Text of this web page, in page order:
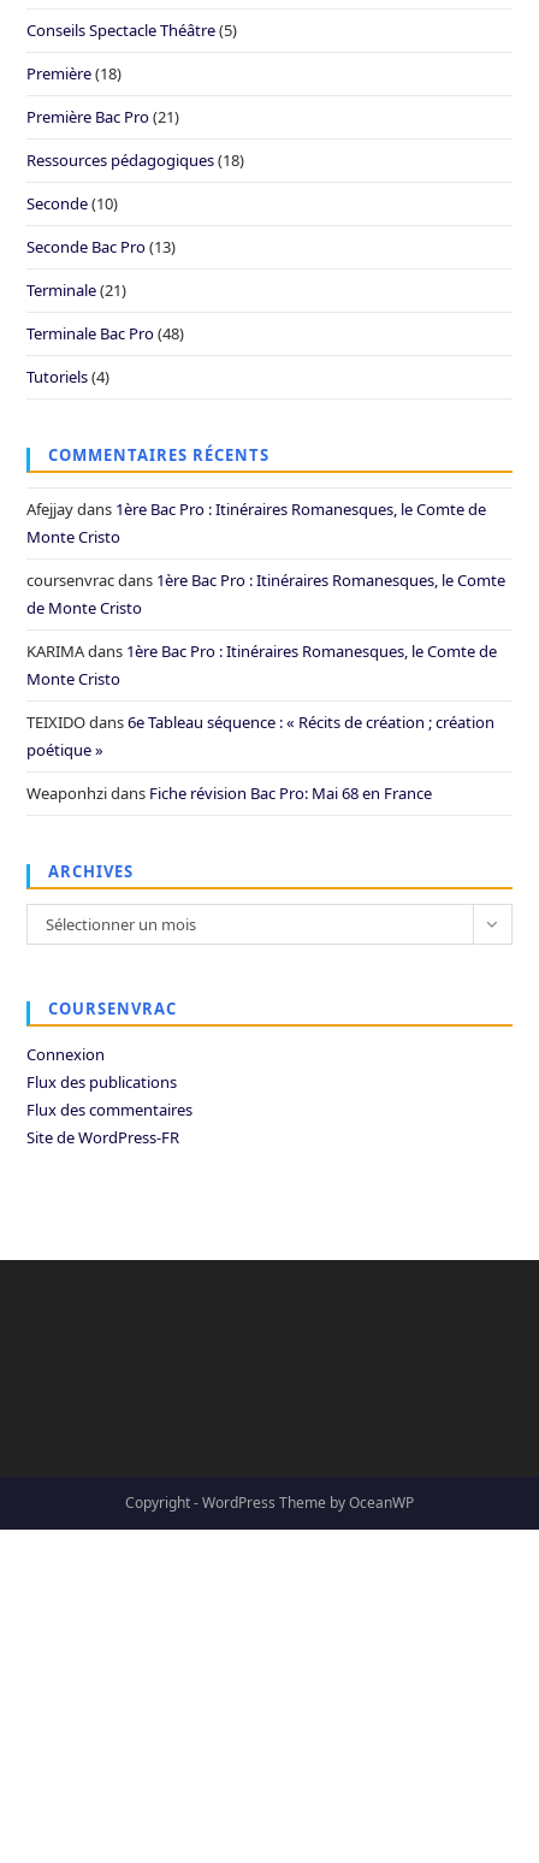
Conseils Spectacle Théâtre(5)
Première(18)
Première Bac Pro(21)
Ressources pédagogiques(18)
Seconde(10)
Seconde Bac Pro(13)
Terminale(21)
Terminale Bac Pro(48)
Tutoriels(4)
COMMENTAIRES RÉCENTS
Afejjaydans 1ère Bac Pro : Itinéraires Romanesques, le Comte de
Monte Cristo
coursenvracdans 1ère Bac Pro : Itinéraires Romanesques, le Comte
de Monte Cristo
KARIMAdans 1ère Bac Pro : Itinéraires Romanesques, le Comte de
Monte Cristo
TEIXIDOdans6e Tableau séquence : « Récits de création ; création
poétique »
Weaponhzidans Fiche révision Bac Pro: Mai 68 en France
ARCHIVES
Archives
Sélectionner un mois
COURSENVRAC
Connexion
Flux des publications
Flux des commentaires
Site de WordPress-FR
Copyright - WordPress Theme by OceanWP